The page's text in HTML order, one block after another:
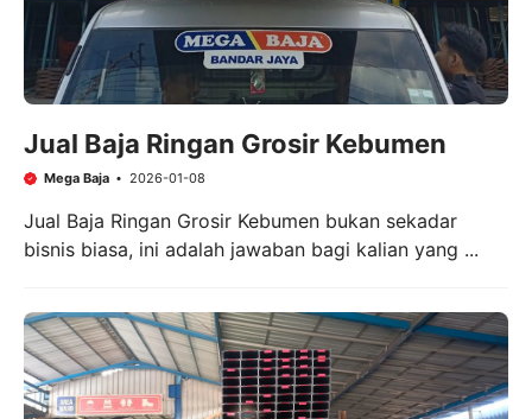
Jual Baja Ringan Grosir Kebumen
Mega Baja 2026-01-08
Jual Baja Ringan Grosir Kebumen bukan sekadar
bisnis biasa, ini adalah jawaban bagi kalian yang ...